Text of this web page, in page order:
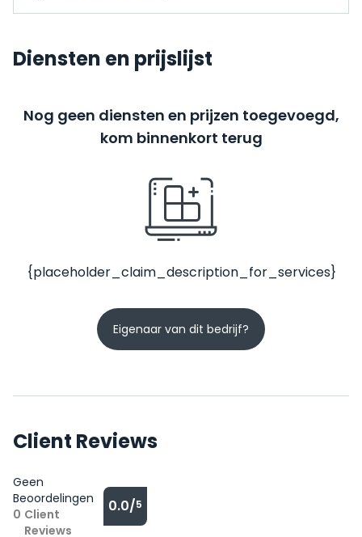
Diensten en prijslijst
Nog geen diensten en prijzen toegevoegd,
kom binnenkort terug
{placeholder_claim_description_for_services}
Eigenaar van dit bedrijf?
Client Reviews
Geen
Beoordelingen
0 Client
Reviews
0.0/5